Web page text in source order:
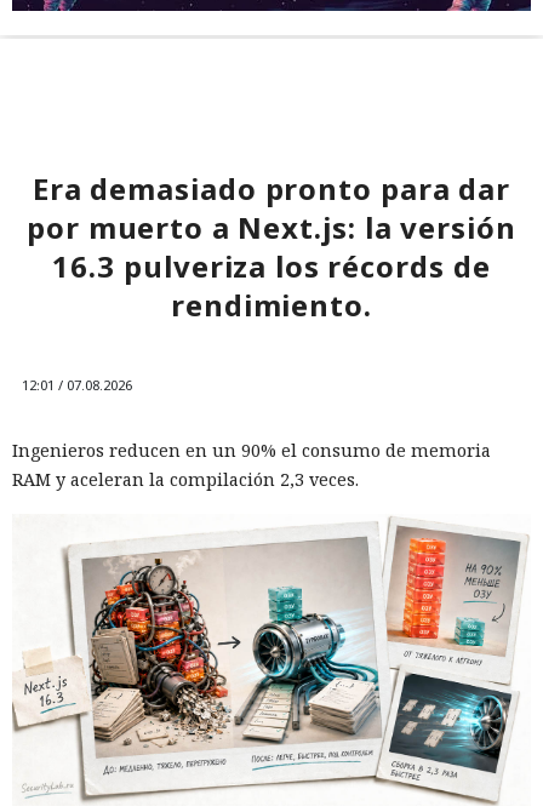
Era demasiado pronto para dar
por muerto a Next.js: la versión
16.3 pulveriza los récords de
rendimiento.
12:01 / 07.08.2026
Ingenieros reducen en un 90% el consumo de memoria
RAM y aceleran la compilación 2,3 veces.